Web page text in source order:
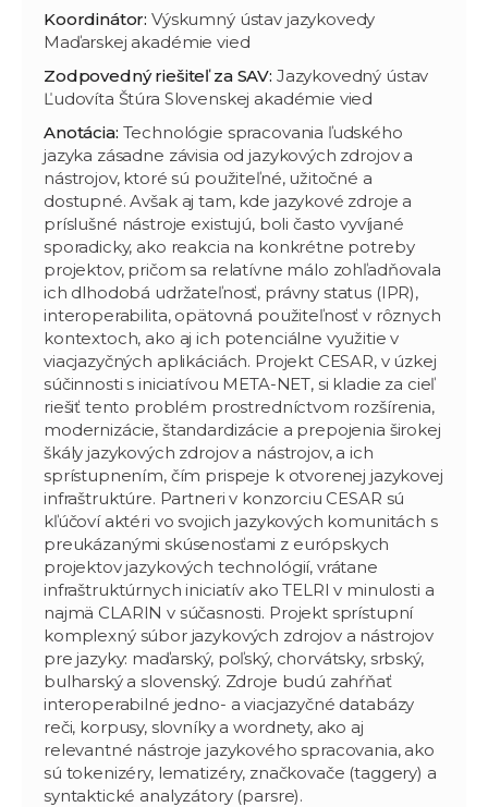
Koordinátor: Výskumný ústav jazykovedy
Maďarskej akadémie vied
Zodpovedný riešiteľ za SAV: Jazykovedný ústav
Ľudovíta Štúra Slovenskej akadémie vied
Anotácia: Technológie spracovania ľudského
jazyka zásadne závisia od jazykových zdrojov a
nástrojov, ktoré sú použiteľné, užitočné a
dostupné. Avšak aj tam, kde jazykové zdroje a
príslušné nástroje existujú, boli často vyvíjané
sporadicky, ako reakcia na konkrétne potreby
projektov, pričom sa relatívne málo zohľadňovala
ich dlhodobá udržateľnosť, právny status (IPR),
interoperabilita, opätovná použiteľnosť v rôznych
kontextoch, ako aj ich potenciálne využitie v
viacjazyčných aplikáciách. Projekt CESAR, v úzkej
súčinnosti s iniciatívou META-NET, si kladie za cieľ
riešiť tento problém prostredníctvom rozšírenia,
modernizácie, štandardizácie a prepojenia širokej
škály jazykových zdrojov a nástrojov, a ich
sprístupnením, čím prispeje k otvorenej jazykovej
infraštruktúre. Partneri v konzorciu CESAR sú
kľúčoví aktéri vo svojich jazykových komunitách s
preukázanými skúsenosťami z európskych
projektov jazykových technológií, vrátane
infraštruktúrnych iniciatív ako TELRI v minulosti a
najmä CLARIN v súčasnosti. Projekt sprístupní
komplexný súbor jazykových zdrojov a nástrojov
pre jazyky: maďarský, poľský, chorvátsky, srbský,
bulharský a slovenský. Zdroje budú zahŕňať
interoperabilné jedno- a viacjazyčné databázy
reči, korpusy, slovníky a wordnety, ako aj
relevantné nástroje jazykového spracovania, ako
sú tokenizéry, lematizéry, značkovače (taggery) a
syntaktické analyzátory (parsre).